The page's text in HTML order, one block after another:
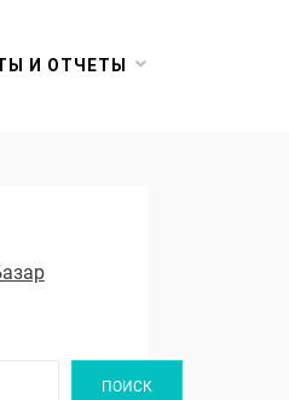
И ОТЧЕТЫ
ПОИСК